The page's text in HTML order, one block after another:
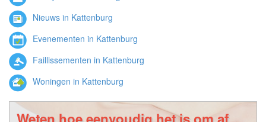
Nieuws in Kattenburg
Evenementen in Kattenburg
Faillissementen in Kattenburg
Woningen in Kattenburg
Weten hoe eenvoudig het is om af